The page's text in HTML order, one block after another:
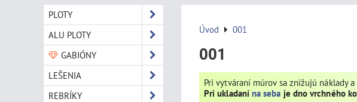
Úvod 001
001
Pri vytváraní múrov sa znižujú náklady
Pri ukladaní na seba je dno vrchného
PLOTY
ALU PLOTY
GABIÓNY
LEŠENIA
REBRÍKY